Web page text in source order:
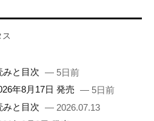
ス
みと目次 — 5日前
年8月17日 発売 — 5日前
みと目次 — 2026.07.13